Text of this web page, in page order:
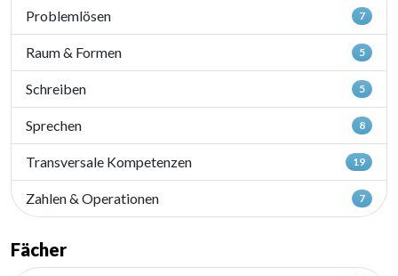
Problemlösen 7
Raum & Formen 5
Schreiben 5
Sprechen 8
Transversale Kompetenzen 19
Zahlen & Operationen 7
Fächer